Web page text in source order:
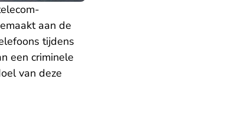
aan de
tijdens
een criminele
van deze